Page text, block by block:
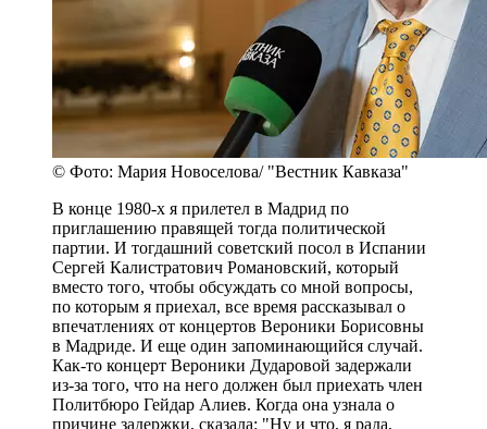
© Фото: Мария Новоселова/ "Вестник Кавказа"
В конце 1980-х я прилетел в Мадрид по
приглашению правящей тогда политической
партии. И тогдашний советский посол в Испании
Сергей Калистратович Романовский, который
вместо того, чтобы обсуждать со мной вопросы,
по которым я приехал, все время рассказывал о
впечатлениях от концертов Вероники Борисовны
в Мадриде. И еще один запоминающийся случай.
Как-то концерт Вероники Дударовой задержали
из-за того, что на него должен был приехать член
Политбюро Гейдар Алиев. Когда она узнала о
причине задержки, сказала: "Ну и что, я рада,